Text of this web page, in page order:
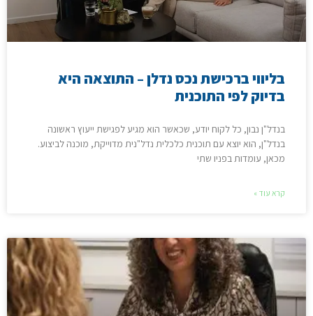
בליווי ברכישת נכס נדלן – התוצאה היא
בדיוק לפי התוכנית
בנדל"ן נבון, כל לקוח יודע, שכאשר הוא מגיע לפגישת ייעוץ ראשונה
בנדל"ן, הוא יוצא עם תוכנית כלכלית נדל"נית מדוייקת, מוכנה לביצוע.
מכאן, עומדות בפניו שתי
קרא עוד »